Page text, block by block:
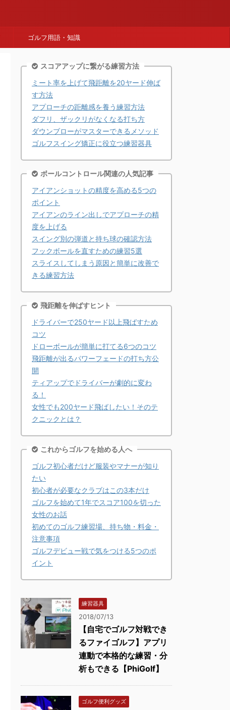
ゴルフ用語・知識
スコアアップに繋がる練習方法
ミート率を上げて飛距離を20ヤード伸ば
す方法
アプローチの距離感を養う練習方法
ダフリ、ザックリがなくなる打ち方
ダウンブローがマスターできるメソッド
ゴルフスイング矯正に役立つ練習器具
ボールコントロール関連の人気記事
アイアンショットの精度を高める5つの
ポイント
アイアンのライン出しでアプローチの精
度を上げる
スイング別の弾道と持ち球の確認方法
フックボールを直すための練習5選
スライスしてしまう原因と簡単に改善で
きる練習方法
飛距離を伸ばすヒント
ドライバーで250ヤード以上飛ばすため
コツ
ドローボールが簡単に打てる6つのコツ
飛距離が出るパワーフェードの打ち方公
開
ティアップでドライバーが劇的に変わ
る！
女性でも200ヤード飛ばしたい！そのテ
クニックとは？
これからゴルフを始める人へ
ゴルフ初心者だけど服装やマナーが知り
たい
初心者が必要なクラブはこの3本だけ
ゴルフを始めて1年でスコア100を切った
女性のお話
初めてのゴルフ練習場、持ち物・料金・
注意事項
ゴルフデビュー戦で気をつける5つのポ
イント
練習器具
2018/07/13
【自宅でゴルフ対戦でき
るファイゴルフ】アプリ
連動で本格的な練習・分
析もできる【PhiGolf】
ゴルフ便利グッズ